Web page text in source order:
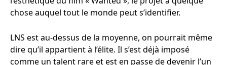
chose auquel tout le monde peut s’identifier.
LNS est au-dessus de la moyenne, on pourrait même
dire qu’il appartient à l’élite. Il s’est déjà imposé
comme un talent rare et est en passe de devenir l’un